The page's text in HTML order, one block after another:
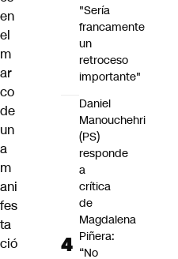
en
el
m
ar
co
de
un
a
m
ani
fes
ta
ció
"Sería
francamente
un
retroceso
importante"
Daniel
Manouchehri
(PS)
responde
a
crítica
de
Magdalena
Piñera:
“No